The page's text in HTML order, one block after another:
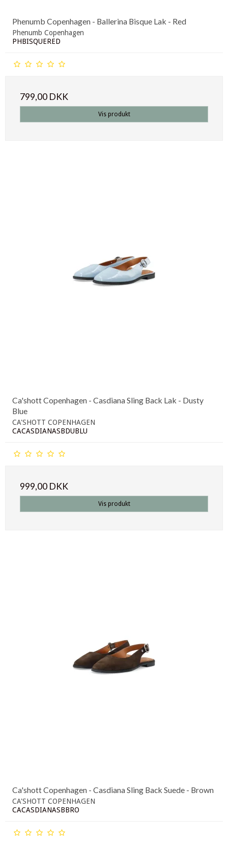
Phenumb Copenhagen - Ballerina Bisque Lak - Red
Phenumb Copenhagen
PHBISQUERED
799,00 DKK
Vis produkt
Ca'shott Copenhagen - Casdiana Sling Back Lak - Dusty
Blue
CA'SHOTT COPENHAGEN
CACASDIANASBDUBLU
999,00 DKK
Vis produkt
Ca'shott Copenhagen - Casdiana Sling Back Suede - Brown
CA'SHOTT COPENHAGEN
CACASDIANASBBRO